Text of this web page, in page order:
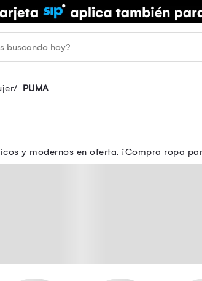
PUMA
y modernos en oferta. ¡Compra ropa